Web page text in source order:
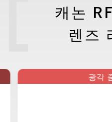
캐논
렌즈
광각